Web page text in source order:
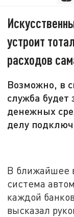
устроит
расходов
Возможно, в
служба
денежных
делу
В ближайшее
система
каждой
высказал